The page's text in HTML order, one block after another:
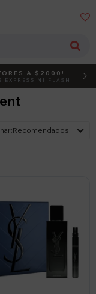

A $2000!
EXPRESS NI FLASH
Recomendados